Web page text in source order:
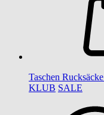
Taschen Rucksäcke
KLUB SALE